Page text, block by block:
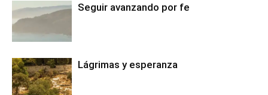
Seguir avanzando por fe
Lágrimas y esperanza